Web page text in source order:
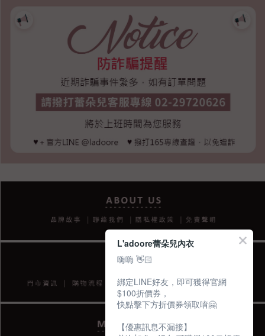
L'adoore蕾朵兒內衣
嗨嗨 👋🏻
綁定LINE好友，即可獲得官網
$100折價券，
快點擊下方折價券領取唷🤗
【優惠訊息不漏接】